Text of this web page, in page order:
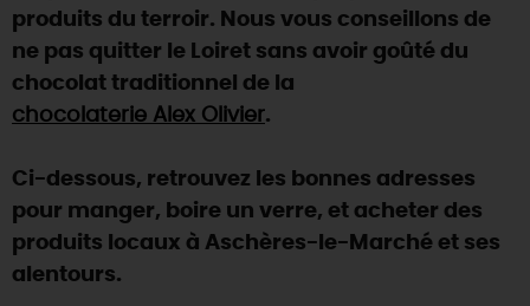
Où sortir ?
DEMAIN
produits du terroir. Nous vous conseillons de
ne pas quitter le Loiret sans avoir goûté du
chocolat traditionnel de la
chocolaterie Alex Olivier.
Ci-dessous, retrouvez les bonnes adresses
pour manger, boire un verre, et acheter des
produits locaux à Aschères-le-Marché et ses
alentours.